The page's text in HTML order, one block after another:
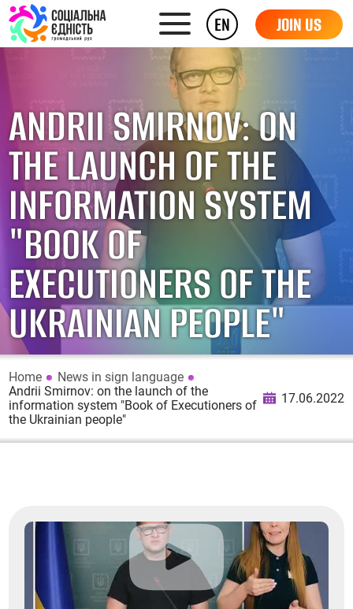
EN JOIN US
ANDRII SMIRNOV: ON
THE LAUNCH OF THE
INFORMATION SYSTEM
"BOOK OF
EXECUTIONERS OF THE
UKRAINIAN PEOPLE"
Home
News in sign language
Andrii Smirnov: on the launch of the
information system "Book of Executioners of
the Ukrainian people"
17.06.2022